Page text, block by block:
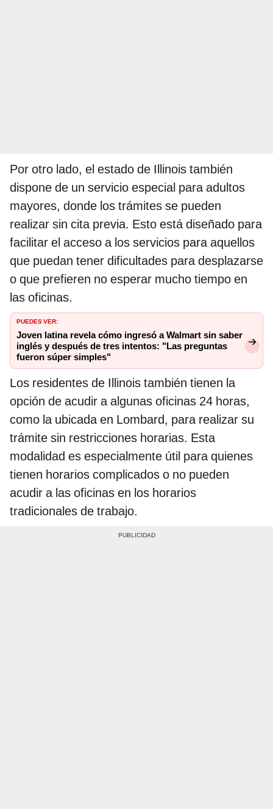
Por otro lado, el estado de Illinois también
dispone de un servicio especial para adultos
mayores, donde los trámites se pueden
realizar sin cita previa. Esto está diseñado para
facilitar el acceso a los servicios para aquellos
que puedan tener dificultades para desplazarse
o que prefieren no esperar mucho tiempo en
las oficinas.
PUEDES VER:
Joven latina revela cómo ingresó a Walmart sin saber
inglés y después de tres intentos: "Las preguntas
fueron súper simples"
Los residentes de Illinois también tienen la
opción de acudir a algunas oficinas 24 horas,
como la ubicada en Lombard, para realizar su
trámite sin restricciones horarias. Esta
modalidad es especialmente útil para quienes
tienen horarios complicados o no pueden
acudir a las oficinas en los horarios
tradicionales de trabajo.